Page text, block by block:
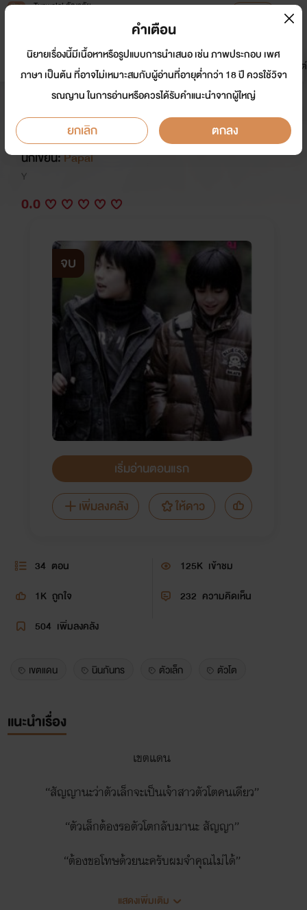
Tunwalai ธัญวลัย
หน้าแรก นิยาย อีบุ๊ก การ์ตูน
มาใหม่
ดรีมแชท ธัญลิสต์
Pink Memories (ความทรงจำ
สีชมพู) : ตีพิมพ์กับธัญวลัยจ้า
นักเขียน:Papai
Y
0.0
จบ
เริ่มอ่านตอนแรก
เพิ่มลงคลัง
ให้ดาว
34 ตอน 125K เข้าชม
1K ถูกใจ 232 ความคิดเห็น
504 เพิ่มลงคลัง
เขตแดน นินภันทร ตัวเล็ก ตัวโต
แนะนำเรื่อง
เขตแดน
“สัญญานะว่าตัวเล็กจะเป็นเจ้าสาวตัวโตคนเดียว”
“ตัวเล็กต้องรอตัวโตกลับมานะ สัญญา”
“ต้องขอโทษด้วยนะครับผมจำคุณไม่ได้”
…………………………………..
แสดงเพิ่มเติม
คำเตือน
นิยายเรื่องนี้มีเนื้อหาหรือรูปแบบการนำเสนอ เช่น ภาพประกอบ เพศ
ภาษา เป็นต้น ที่อาจไม่เหมาะสมกับผู้อ่านที่อายุต่ำกว่า 18 ปี ควรใช้วิจา
รณญาน ในการอ่านหรือควรได้รับคำแนะนำจากผู้ใหญ่
ยกเลิก ตกลง